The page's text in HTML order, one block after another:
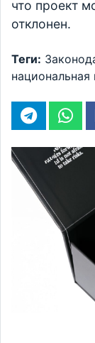
что проект
отклонен.
Теги: